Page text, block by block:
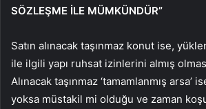
SÖZLEŞME İLE MÜMKÜNDÜR”
Satın alınacak taşınmaz konut ise,
ile ilgili yapı ruhsat izinlerini almış
Alınacak taşınmaz ‘tamamlanmış arsa’
yoksa müstakil mi olduğu ve zaman